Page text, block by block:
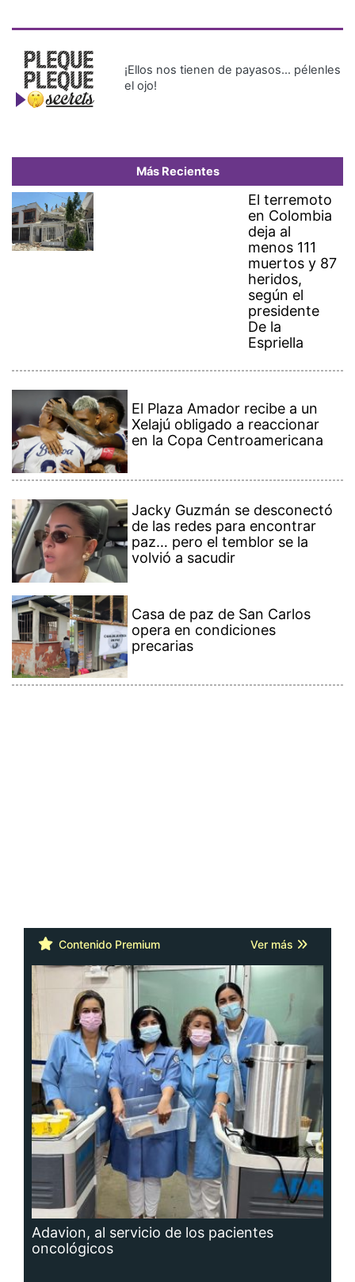
¡Ellos nos tienen de payasos… pélenles
el ojo!
Más Recientes
El terremoto
en Colombia
deja al
menos 111
muertos y 87
heridos,
según el
presidente
De la
Espriella
El Plaza Amador recibe a un
Xelajú obligado a reaccionar
en la Copa Centroamericana
Jacky Guzmán se desconectó
de las redes para encontrar
paz… pero el temblor se la
volvió a sacudir
Casa de paz de San Carlos
opera en condiciones
precarias
Contenido Premium Ver más
Adavion, al servicio de los pacientes
oncológicos